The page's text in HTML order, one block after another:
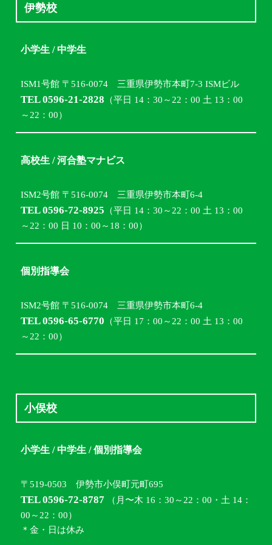
伊勢校
小学生 / 中学生
ISM1号館 〒516-0074 三重県伊勢市本町7-3 ISMビル
TEL 0596-21-2828 （平日 14：30～22：00 土 13：00
～22：00）
高校生 / 河合塾マナビス
ISM2号館 〒516-0074 三重県伊勢市本町6-4
TEL 0596-72-8925 （平日 14：30～22：00 土 13：00
～22：00 日 10：00～18：00）
個別指導会
ISM2号館 〒516-0074 三重県伊勢市本町6-4
TEL 0596-65-6770 （平日 17：00～22：00 土 13：00
～22：00）
小俣校
小学生 / 中学生 / 個別指導会
〒519-0503 伊勢市小俣町元町695
TEL 0596-72-8787 （月〜木 16：30～22：00・土 14：
00～22：00）
＊金・日は休み